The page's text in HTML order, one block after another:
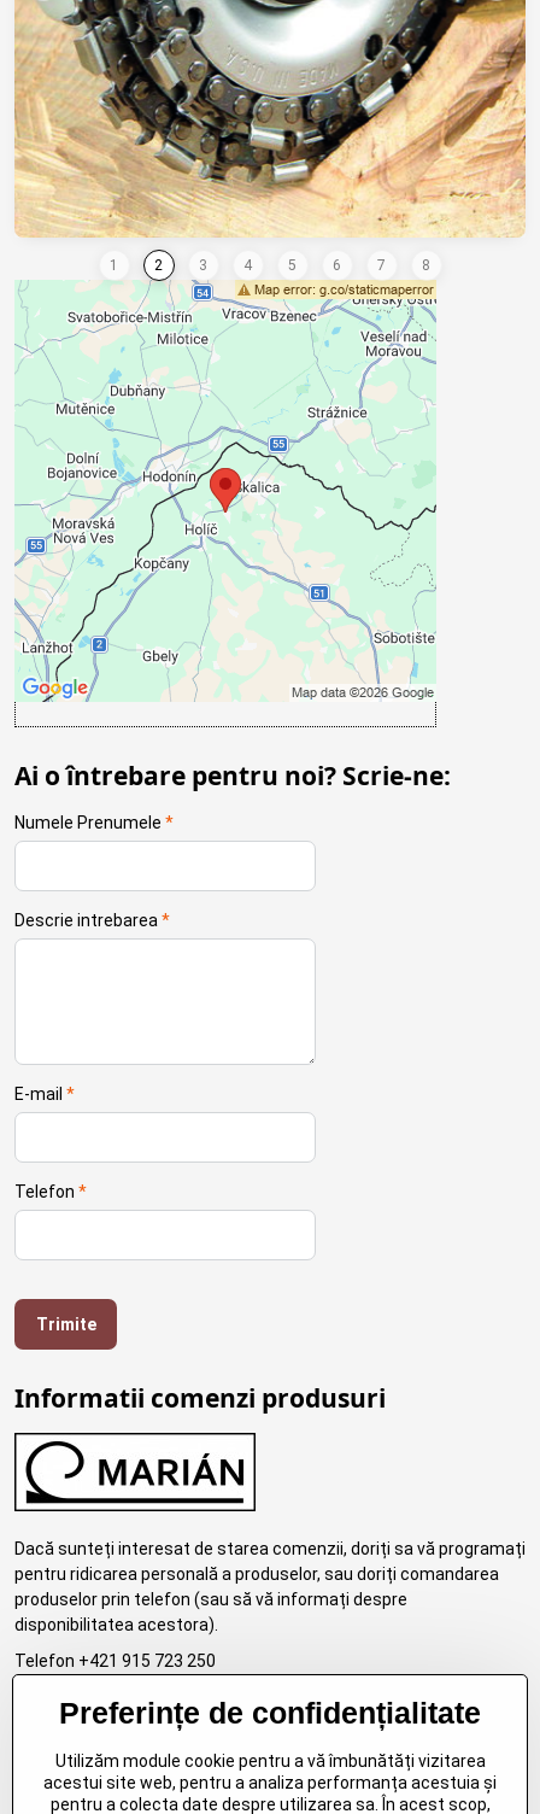
Conținutul extern este blocat de
opțiunile de confidențialitate
Doriți să încărcați conținut extern?
Admite acum
Accept- cookie type: Funcțional
Deschideți conținutul într-o fereastră nouă
Ai o întrebare pentru noi? Scrie-ne:
Numele Prenumele *
Descrie intrebarea *
E-mail *
Telefon *
Trimite
Informatii comenzi produsuri
Dacă sunteți interesat de starea comenzii, doriți sa vă programați
pentru ridicarea personală a produselor, sau doriți comandarea
produselor prin telefon (sau să vă informați despre
disponibilitatea acestora).
Telefon +421 915 723 250
Livrare in România
Preferințe de confidențialitate
Utilizăm module cookie pentru a vă îmbunătăți vizitarea
acestui site web, pentru a analiza performanța acestuia și
pentru a colecta date despre utilizarea sa. În acest scop,